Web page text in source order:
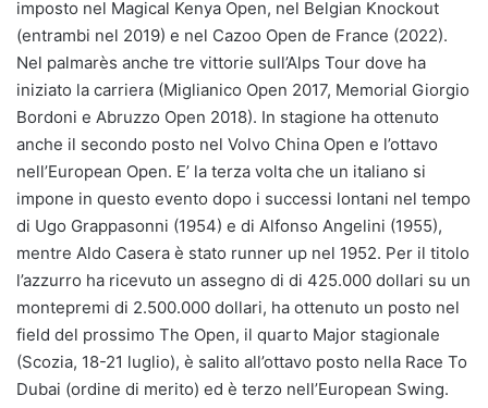
imposto nel Magical Kenya Open, nel Belgian Knockout
(entrambi nel 2019) e nel Cazoo Open de France (2022).
Nel palmarès anche tre vittorie sull’Alps Tour dove ha
iniziato la carriera (Miglianico Open 2017, Memorial Giorgio
Bordoni e Abruzzo Open 2018). In stagione ha ottenuto
anche il secondo posto nel Volvo China Open e l’ottavo
nell’European Open. E’ la terza volta che un italiano si
impone in questo evento dopo i successi lontani nel tempo
di Ugo Grappasonni (1954) e di Alfonso Angelini (1955),
mentre Aldo Casera è stato runner up nel 1952. Per il titolo
l’azzurro ha ricevuto un assegno di di 425.000 dollari su un
montepremi di 2.500.000 dollari, ha ottenuto un posto nel
field del prossimo The Open, il quarto Major stagionale
(Scozia, 18-21 luglio), è salito all’ottavo posto nella Race To
Dubai (ordine di merito) ed è terzo nell’European Swing.